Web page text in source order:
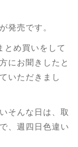
発売です。
とめ買いをして
にお聞きしたと
いただきまし
そんな日は、取
、週四日色違い